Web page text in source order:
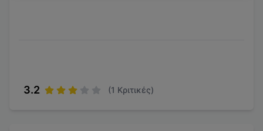
3.2 (1 Κριτικές)